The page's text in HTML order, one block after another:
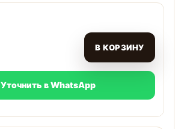
В КОРЗИНУ
Уточнить в WhatsApp